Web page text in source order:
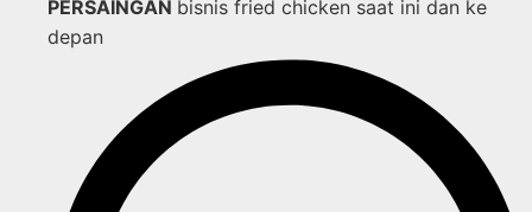
PERSAINGAN bisnis fried chicken saat ini dan ke
depan